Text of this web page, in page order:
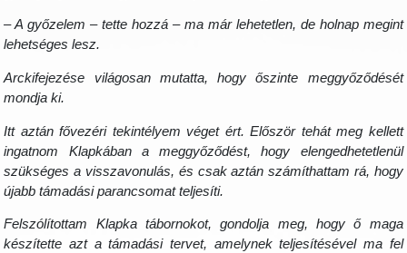
– A győzelem – tette hozzá – ma már lehetetlen, de holnap megint
lehetséges lesz.
Arckifejezése világosan mutatta, hogy őszinte meggyőződését
mondja ki.
Itt aztán fővezéri tekintélyem véget ért. Először tehát meg kellett
ingatnom Klapkában a meggyőződést, hogy elengedhetetlenül
szükséges a visszavonulás, és csak aztán számíthattam rá, hogy
újabb támadási parancsomat teljesíti.
Felszólítottam Klapka tábornokot, gondolja meg, hogy ő maga
készítette azt a támadási tervet, amelynek teljesítésével ma fel